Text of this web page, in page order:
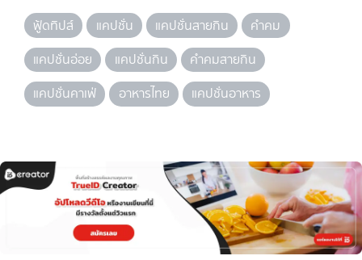
ฟู้ดทิปส์ แคปชั่น แคปชั่นสายกิน
คำคม
แคปชั่นอ่อย
แคปชั่นกิน
คำคมสายกิน
แคปชั่นคาเฟ่
อาหารไทย แคปชั่นอาหาร